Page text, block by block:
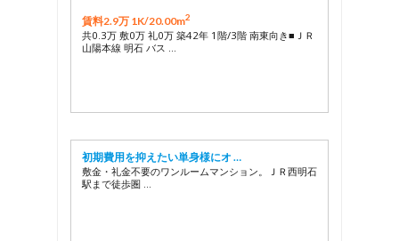
賃料2.9万 1K/20.00m2
共0.3万 敷0万 礼0万 築42年 1階/3階 南東向き■ＪＲ
山陽本線 明石 バス …
初期費用を抑えたい単身様にオ …
敷金・礼金不要のワンルームマンション。ＪＲ西明石
駅まで徒歩圏 …